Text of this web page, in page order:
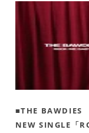
■THE BAWDIES
NEW SINGLE「